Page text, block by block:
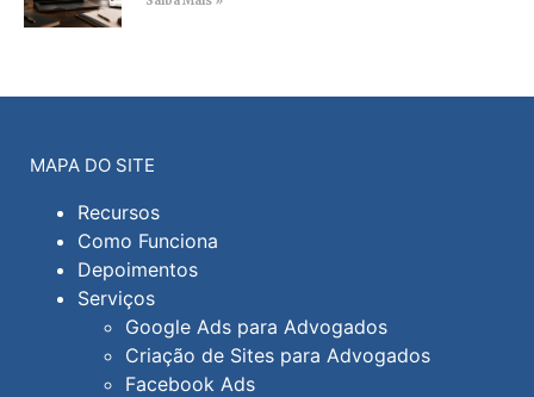
MAPA DO SITE
Recursos
Como Funciona
Depoimentos
Serviços
Google Ads para Advogados
Criação de Sites para Advogados
Facebook Ads